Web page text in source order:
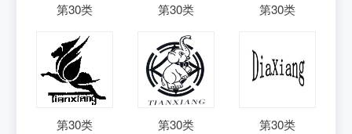
第30类 第30类 第30类
第30类 第30类 第30类